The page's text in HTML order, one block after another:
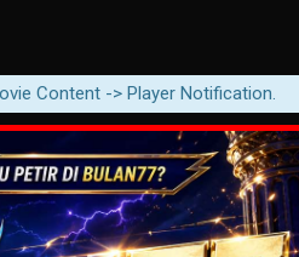
-> Player Notification.